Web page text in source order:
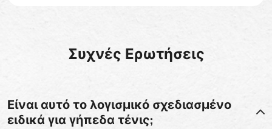
Συχνές Ερωτήσεις
Είναι αυτό το λογισμικό σχεδιασμένο
ειδικά για γήπεδα τένις;